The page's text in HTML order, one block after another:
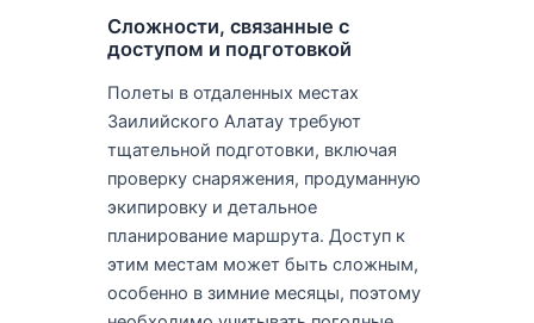
Сложности, связанные с
доступом и подготовкой
Полеты в отдаленных местах
Заилийского Алатау требуют
тщательной подготовки, включая
проверку снаряжения, продуманную
экипировку и детальное
планирование маршрута. Доступ к
этим местам может быть сложным,
особенно в зимние месяцы, поэтому